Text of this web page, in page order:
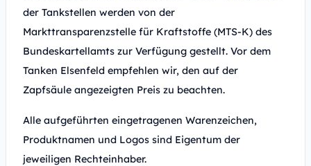
der Tankstellen werden von der
Markttransparenzstelle für Kraftstoffe (MTS-K) des
Bundeskartellamts zur Verfügung gestellt. Vor dem
Tanken Elsenfeld empfehlen wir, den auf der
Zapfsäule angezeigten Preis zu beachten.
Alle aufgeführten eingetragenen Warenzeichen,
Produktnamen und Logos sind Eigentum der
jeweiligen Rechteinhaber.